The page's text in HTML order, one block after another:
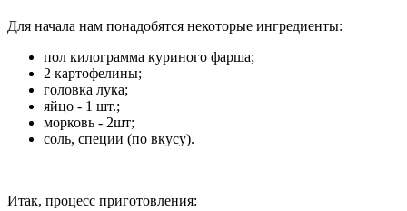
Для начала нам понадобятся некоторые ингредиенты:
пол килограмма куриного фарша;
2 картофелины;
головка лука;
яйцо - 1 шт.;
морковь - 2шт;
соль, специи (по вкусу).
Итак, процесс приготовления: